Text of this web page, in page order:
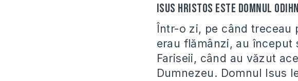
Isus Hristos este Domnul
Într-o zi, pe când treceau
erau flămânzi, au început
Fariseii, când au văzut
Dumnezeu. Domnul Isus